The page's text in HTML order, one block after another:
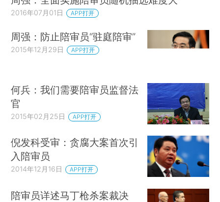
2016年07月01日 APP打开
周强：防止陪审员“驻庭陪审”
2015年12月29日 APP打开
何兵：我们需要陪审员监督法
官
2015年02月25日 APP打开
倪发科受审：贪腐大案首次引
入陪审员
2014年12月16日 APP打开
陪审员详述马丁枪杀案裁决